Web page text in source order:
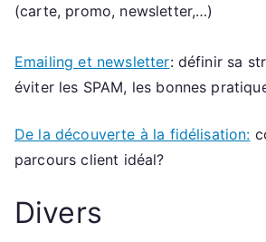
(carte, promo, newsletter,…)
Emailing et newsletter: définir sa
éviter les SPAM, les bonnes
De la découverte à la fidélisation:
parcours client idéal?
Divers